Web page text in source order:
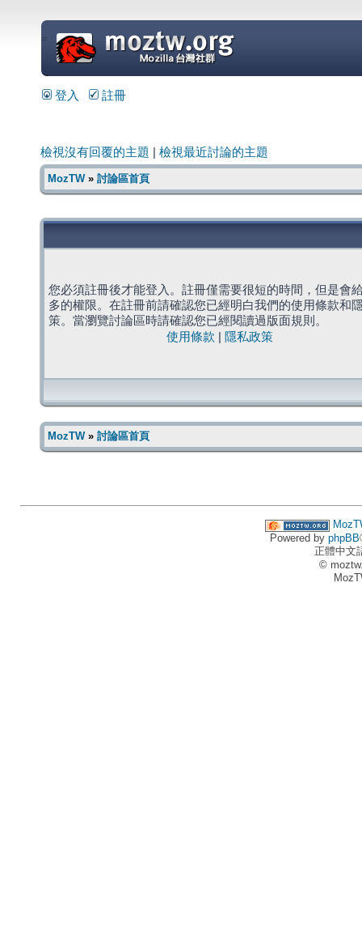
=
登入 註冊
檢視沒有回覆的主題 檢視最近討論的主題
MozTW» 討論區首頁
您必須註冊後才能登入。註冊僅需要很短的時間，但是會
多的權限。在註冊前請確認您已經明白我們的使用條款和
策。當瀏覽討論區時請確認您已經閱讀過版面規則。
使用條款
隱私政策
MozTW» 討論區首頁
Powered by phpBB
正體中文
©